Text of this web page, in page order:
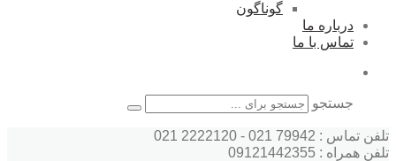
گوناگون
درباره ما
تماس با ما
جستجو
تلفن تماس : 79942 021 - 2222120 021
تلفن همراه : 09121442355